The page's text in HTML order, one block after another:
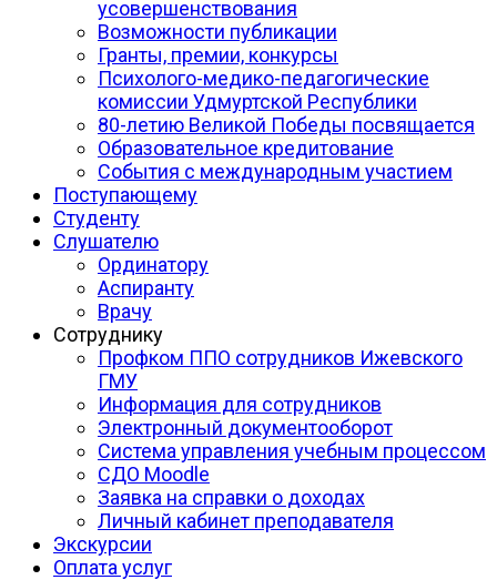
усовершенствования
Возможности публикации
Гранты, премии, конкурсы
Психолого-медико-педагогические
комиссии Удмуртской Республики
80-летию Великой Победы посвящается
Образовательное кредитование
События с международным участием
Поступающему
Студенту
Слушателю
Ординатору
Аспиранту
Врачу
Сотруднику
Профком ППО сотрудников Ижевского
ГМУ
Информация для сотрудников
Электронный документооборот
Система управления учебным процессом
СДО Moodle
Заявка на справки о доходах
Личный кабинет преподавателя
Экскурсии
Оплата услуг